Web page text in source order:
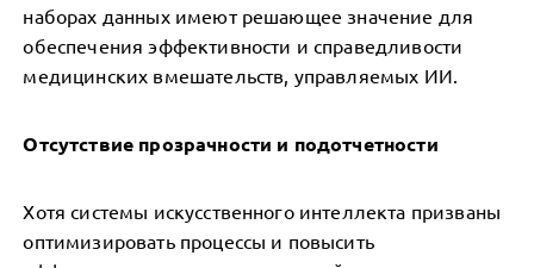
наборах данных имеют решающее значение для
обеспечения эффективности и справедливости
медицинских вмешательств, управляемых ИИ.
Отсутствие прозрачности и подотчетности
Хотя системы искусственного интеллекта призваны
оптимизировать процессы и повысить